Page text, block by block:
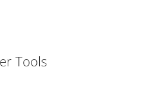
Tools